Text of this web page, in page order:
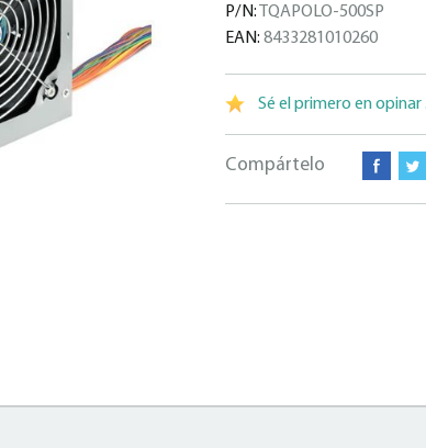
P/N:
TQAPOLO-500SP
EAN: 8433281010260
Sé el primero en opinar
Compártelo